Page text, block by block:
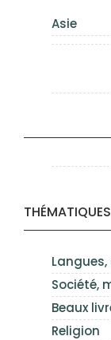
Asie
THÉMATIQUES
Société,
Beaux
Religion